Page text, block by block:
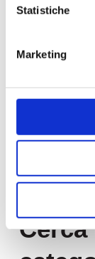
Statistiche
Marketing
PRODOTTI